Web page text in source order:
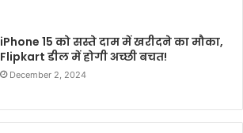
iPhone 15 को सस्ते दाम में खरीदने का मौका,
Flipkart डील में होगी अच्छी बचत!
December 2, 2024